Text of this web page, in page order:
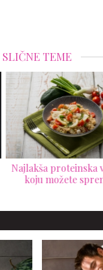
SLIČNE TEME
proteinska večera
možete spremiti